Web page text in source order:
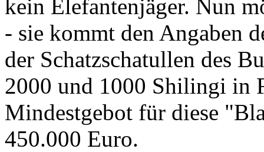
kein Elefantenjäger. Nun
- sie kommt den Angaben
der Schatzschatullen des
2000 und 1000 Shilingi in
Mindestgebot für diese
450.000 Euro.